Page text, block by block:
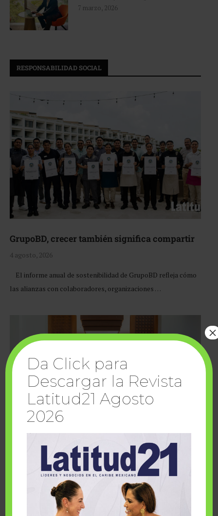
7 marzo, 2026
RESPONSABILIDAD SOCIAL
GrupoBD, crecer también significa compartir
4 agosto, 2026
El informe anual de sostenibilidad de GrupoBD refleja cómo
las alianzas con colaboradores, organizaciones …
Cuando la solidaridad inspira; cumplen
sueños Fairmont Mayakoba y Make-A-Wish
Da Click para
Descargar la Revista
Latitud21 Agosto
2026
×